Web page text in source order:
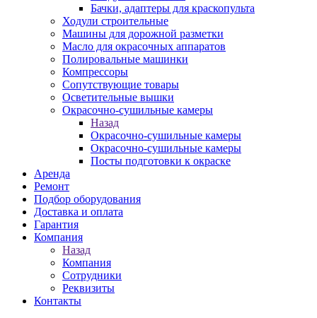
Бачки, адаптеры для краскопульта
Ходули строительные
Машины для дорожной разметки
Масло для окрасочных аппаратов
Полировальные машинки
Компрессоры
Сопутствующие товары
Осветительные вышки
Окрасочно-сушильные камеры
Назад
Окрасочно-сушильные камеры
Окрасочно-сушильные камеры
Посты подготовки к окраске
Аренда
Ремонт
Подбор оборудования
Доставка и оплата
Гарантия
Компания
Назад
Компания
Сотрудники
Реквизиты
Контакты